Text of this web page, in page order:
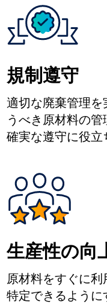
規制遵守
適切な廃棄管理
うべき原材料の
確実な遵守に役立
生産性の向
原材料をすぐに
特定できるよう